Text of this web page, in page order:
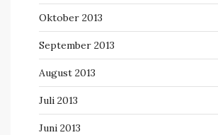
Oktober 2013
September 2013
August 2013
Juli 2013
Juni 2013